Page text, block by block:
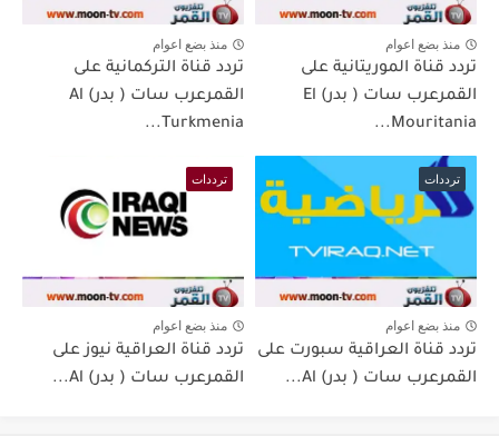
منذ بضع اعوام
تردد قناة الموريتانية على
القمرعرب سات ( بدر) El
Mouritania...
منذ بضع اعوام
تردد قناة التركمانية على
القمرعرب سات ( بدر) Al
Turkmenia...
ترددات
منذ بضع اعوام
تردد قناة العراقية سبورت على
القمرعرب سات ( بدر) Al...
ترددات
منذ بضع اعوام
تردد قناة العراقية نيوز على
القمرعرب سات ( بدر) Al...